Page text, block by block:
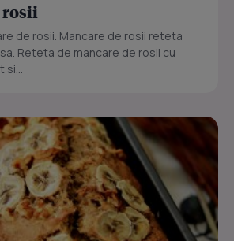
rosii
de rosii. Mancare de rosii reteta
Reteta de mancare de rosii cu
si...